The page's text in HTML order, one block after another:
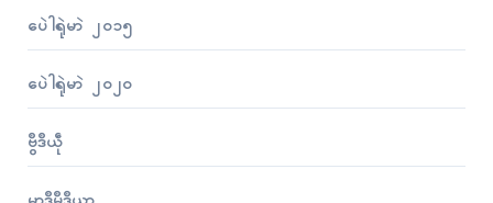
ပေဲါရုဲမာဲ ၂၀၁၅
ပေဲါရုဲမာဲ ၂၀၂၀
ဗွဳဒဳယဵု